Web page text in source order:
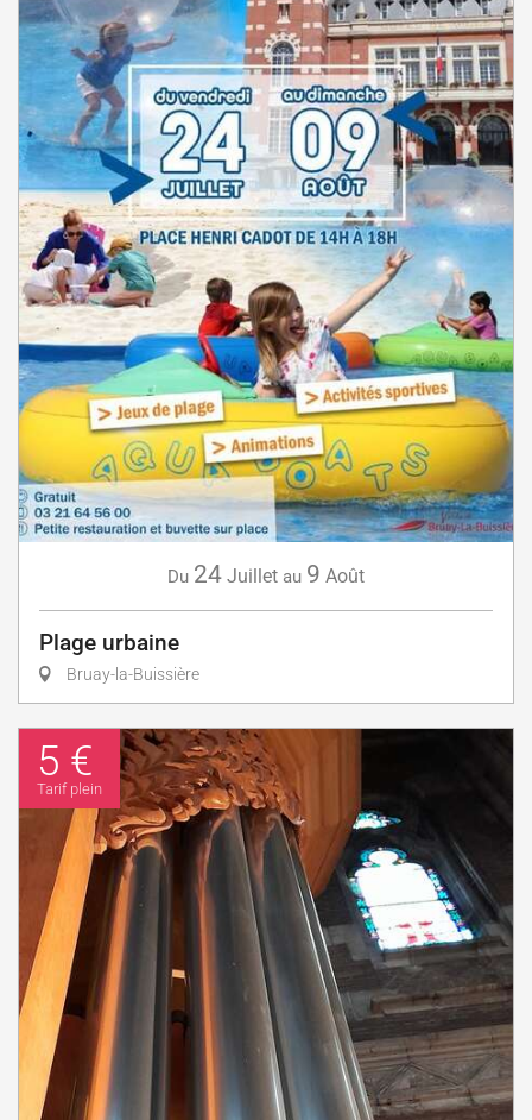
Du 24 Juillet au 9 Août
Plage urbaine
Bruay-la-Buissière
5 €
Tarif plein